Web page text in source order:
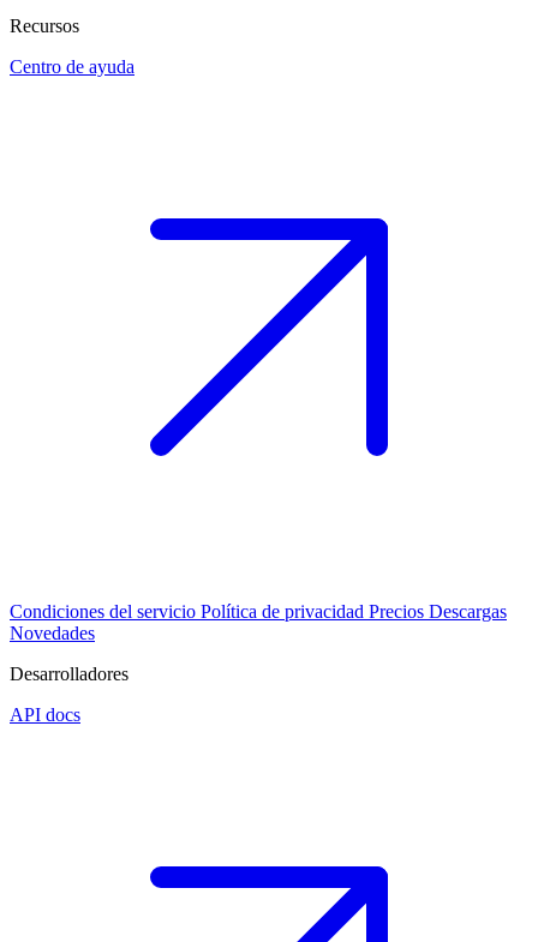
Recursos
Centro de ayuda
Condiciones del servicio Política de privacidad Precios Descargas
Novedades
Desarrolladores
API docs